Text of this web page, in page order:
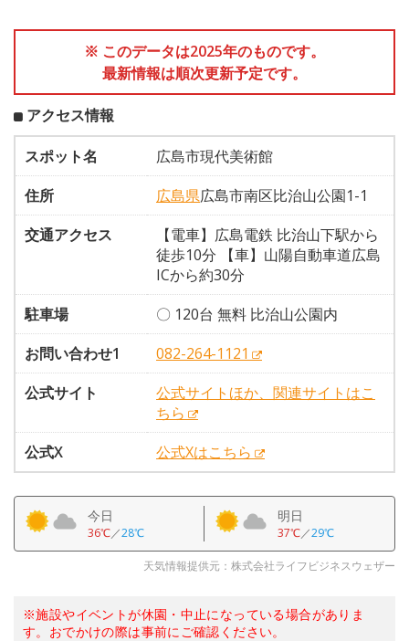
※ このデータは2025年のものです。
最新情報は順次更新予定です。
アクセス情報
スポット名
広島市現代美術館
住所
広島県広島市南区比治山公園1-1
交通アクセス
【電車】広島電鉄 比治山下駅から
徒歩10分 【車】山陽自動車道広島
ICから約30分
駐車場
〇 120台 無料 比治山公園内
お問い合わせ1
082-264-1121
公式サイト
公式サイトほか、関連サイトはこ
ちら
公式X
公式Xはこちら
今日
36℃／28℃
明日
37℃／29℃
天気情報提供元：株式会社ライフビジネスウェザー
※施設やイベントが休園・中止になっている場合がありま
す。おでかけの際は事前にご確認ください。